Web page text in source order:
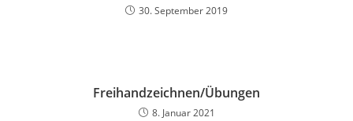
30. September 2019
Freihandzeichnen/Übungen
8. Januar 2021